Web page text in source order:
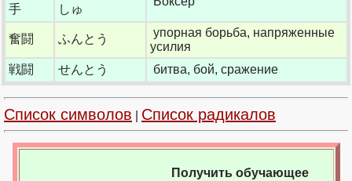
手
しゅ
奮闘 ふんとう
упорная борьба, напряженные
усилия
戦闘
せんとう битва, бой, сражение
Список символов Список радикалов
Получить обучающее